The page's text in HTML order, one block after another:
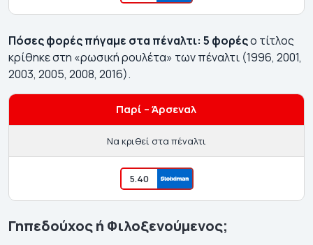
Πόσες φορές πήγαμε στα πέναλτι: 5 φορέςο τίτλος
κρίθηκε στη «ρωσική ρουλέτα» των πέναλτι (1996, 2001,
2003, 2005, 2008, 2016).
Παρί – Άρσεναλ
Να κριθεί στα πέναλτι
5.40
Γηπεδούχος ή Φιλοξενούμενος;